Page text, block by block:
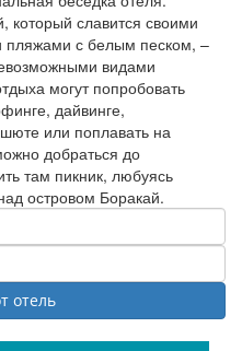
который славится своими
пляжами с белым песком, –
видами
могут попробовать
дайвинге,
или поплавать на
добраться до
там пикник, любуясь
островом Боракай.